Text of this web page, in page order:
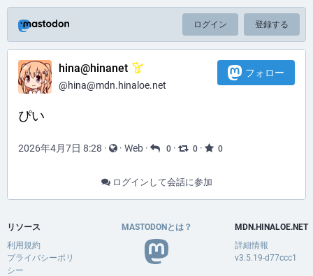
ログイン 登録する
hina@hinanet
@hina@mdn.hinaloe.net
フォロー
ぴい
2026年4月7日 8:28 · · Web · 0 · 0 · 0
ログインして会話に参加
リソース
利用規約
プライバシーポリ
シー
MASTODONとは？
MDN.HINALOE.NET
詳細情報
v3.5.19-d77ccc1